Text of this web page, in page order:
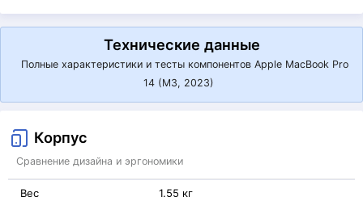
Технические данные
Полные характеристики и тесты компонентов Apple MacBook Pro
14 (M3, 2023)
Корпус
Сравнение дизайна и эргономики
Вес 1.55 кг